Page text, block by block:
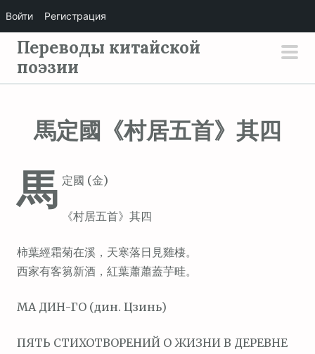
р
Переводы китайской
поэзии
馬定國《村居五首》其四
馬 定國 (金)
《村居五首》其四
柿葉經霜菊在溪，天寒落日見雞棲。
西家有客篘新酒，紅葉蕭蕭蓋芋畦。
МА ДИН-ГО (дин. Цзинь)
ПЯТЬ СТИХОТВОРЕНИЙ О ЖИЗНИ В ДЕРЕВНЕ
Войти Регистрация